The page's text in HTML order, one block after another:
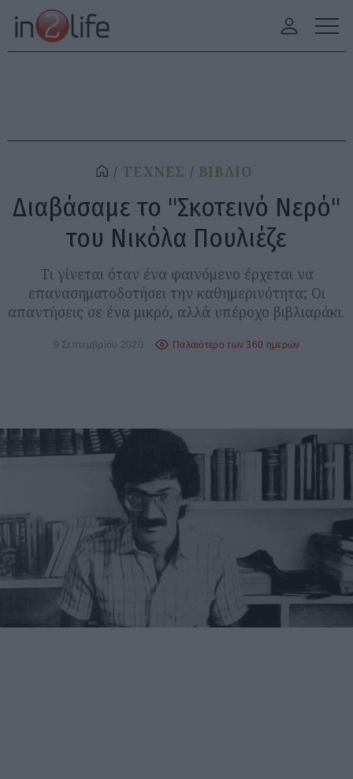
ΤΕΧΝΕΣ ΒΙΒΛΙΟ
Διαβάσαμε το "Σκοτεινό Νερό"
του Νικόλα Πουλιέζε
Τι γίνεται όταν ένα φαινόμενο έρχεται να
επανασηματοδοτήσει την καθημερινότητα; Οι
απαντήσεις σε ένα μικρό, αλλά υπέροχο βιβλιαράκι.
9 Σεπτεμβρίου 2020 Παλαιότερο των 360 ημερών